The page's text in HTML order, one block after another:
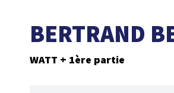
BERTRAND
WATT + 1ère partie